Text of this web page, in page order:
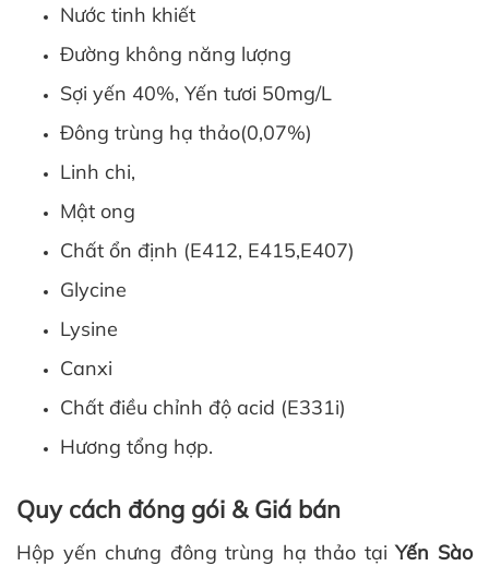
Nước tinh khiết
Đường không năng lượng
Sợi yến 40%, Yến tươi 50mg/L
Đông trùng hạ thảo(0,07%)
Linh chi,
Mật ong
Chất ổn định (E412, E415,E407)
Glycine
Lysine
Canxi
Chất điều chỉnh độ acid (E331i)
Hương tổng hợp.
Quy cách đóng gói & Giá bán
Hộp yến chưng đông trùng hạ thảo tạiYến Sào